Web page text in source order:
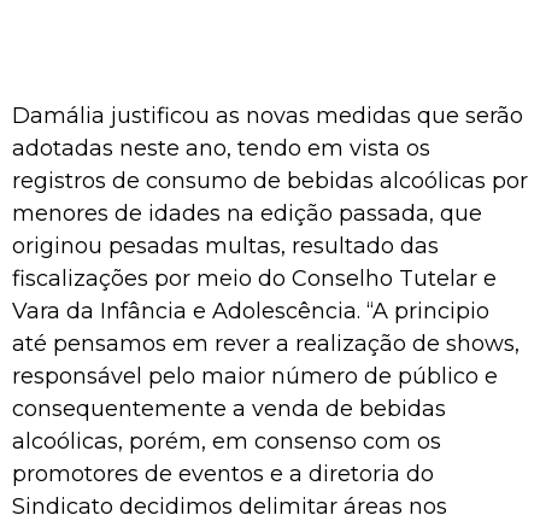
Damália justificou as novas medidas que serão
adotadas neste ano, tendo em vista os
registros de consumo de bebidas alcoólicas por
menores de idades na edição passada, que
originou pesadas multas, resultado das
fiscalizações por meio do Conselho Tutelar e
Vara da Infância e Adolescência. “A principio
até pensamos em rever a realização de shows,
responsável pelo maior número de público e
consequentemente a venda de bebidas
alcoólicas, porém, em consenso com os
promotores de eventos e a diretoria do
Sindicato decidimos delimitar áreas nos